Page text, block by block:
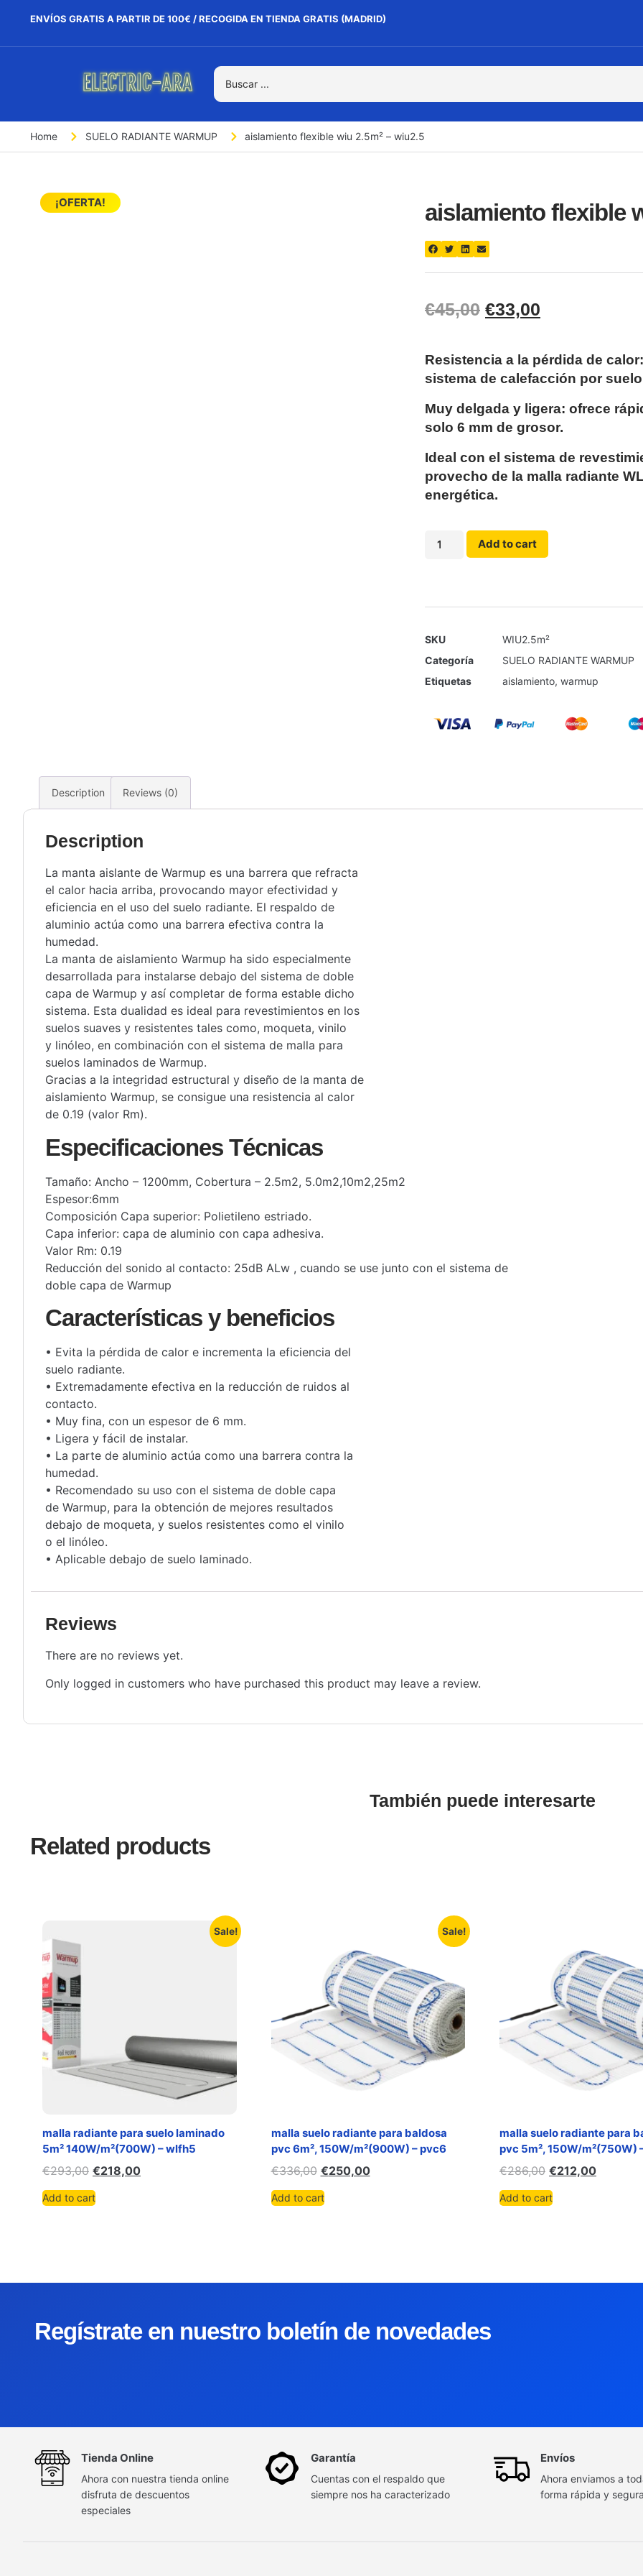
ENVÍOS GRATIS A PARTIR DE 100€ / RECOGIDA EN TIENDA GRATIS (MADRID)
Home SUELO RADIANTE WARMUP aislamiento flexible wiu 2.5m² – wiu2.5
¡OFERTA! aislamiento flexible
€45,00 €33,00
Resistencia a la pérdida de
sistema de calefacción por
Muy delgada y ligera: ofrece
solo 6 mm de grosor.
Ideal con el sistema de
provecho de la malla radiante
energética.
Add to cart
SKU
WIU2.5m²
Categoría
SUELO RADIANTE WARMUP
Etiquetas
aislamiento, warmup
Description Reviews (0)
Description
La manta aislante de Warmup es una barrera que refracta
el calor hacia arriba, provocando mayor efectividad y
eficiencia en el uso del suelo radiante. El respaldo de
aluminio actúa como una barrera efectiva contra la
humedad.
La manta de aislamiento Warmup ha sido especialmente
desarrollada para instalarse debajo del sistema de doble
capa de Warmup y así completar de forma estable dicho
sistema. Esta dualidad es ideal para revestimientos en los
suelos suaves y resistentes tales como, moqueta, vinilo
y linóleo, en combinación con el sistema de malla para
suelos laminados de Warmup.
Gracias a la integridad estructural y diseño de la manta de
aislamiento Warmup, se consigue una resistencia al calor
de 0.19 (valor Rm).
Especificaciones Técnicas
Tamaño: Ancho – 1200mm, Cobertura – 2.5m2, 5.0m2,10m2,25m2
Espesor:6mm
Composición Capa superior: Polietileno estriado.
Capa inferior: capa de aluminio con capa adhesiva.
Valor Rm: 0.19
Reducción del sonido al contacto: 25dB ALw , cuando se use junto con el sistema de
doble capa de Warmup
Características y beneficios
• Evita la pérdida de calor e incrementa la eficiencia del
suelo radiante.
• Extremadamente efectiva en la reducción de ruidos al
contacto.
• Muy fina, con un espesor de 6 mm.
• Ligera y fácil de instalar.
• La parte de aluminio actúa como una barrera contra la
humedad.
• Recomendado su uso con el sistema de doble capa
de Warmup, para la obtención de mejores resultados
debajo de moqueta, y suelos resistentes como el vinilo
o el linóleo.
• Aplicable debajo de suelo laminado.
Reviews
There are no reviews yet.
Only logged in customers who have purchased this product may leave a review.
También puede interesarte
Related products
Sale!
malla radiante para suelo laminado
5m² 140W/m²(700W) – wlfh5
€293,00 €218,00
Add to cart
Sale!
malla suelo radiante para baldosa
pvc 6m², 150W/m²(900W) – pvc6
€336,00 €250,00
Add to cart
malla suelo radiante para
pvc 5m², 150W/m²(750W)
€286,00 €212,00
Add to cart
Regístrate en nuestro boletín de novedades
Tienda Online
Ahora con nuestra tienda online
disfruta de descuentos
especiales
Garantía
Cuentas con el respaldo que
siempre nos ha caracterizado
Envíos
Ahora enviamos a
forma rápida y segura